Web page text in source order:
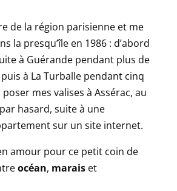
de la région parisienne et me
la presqu’île en 1986 : d’abord
à Guérande pendant plus de
à La Turballe pendant cinq
poser mes valises à Assérac, au
hasard, suite à une
sur un site internet.
amour pour ce petit coin de
océan, maraiset